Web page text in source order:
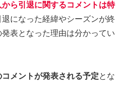
ら引退に関するコメントは特
退になった経緯やシーズンが終
表となった理由は分かってい
メントが発表される予定とな